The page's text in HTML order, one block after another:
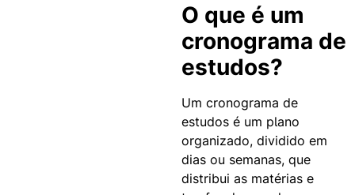
O que é um
cronograma de
estudos?
Um cronograma de
estudos é um plano
organizado, dividido em
dias ou semanas, que
distribui as matérias e